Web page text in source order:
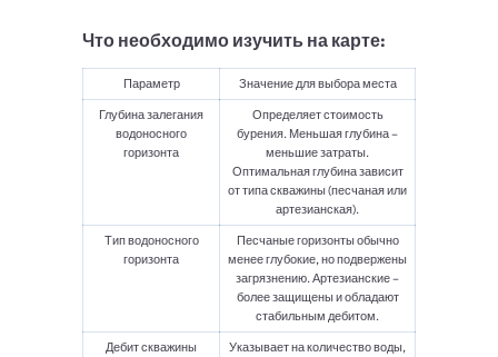
Что необходимо изучить на карте:
Параметр
Значение для выбора места
Глубина залегания
водоносного
горизонта
Определяет стоимость
бурения. Меньшая глубина –
меньшие затраты.
Оптимальная глубина зависит
от типа скважины (песчаная или
артезианская).
Тип водоносного
горизонта
Песчаные горизонты обычно
менее глубокие, но подвержены
загрязнению. Артезианские –
более защищены и обладают
стабильным дебитом.
Дебит скважины
Указывает на количество воды,